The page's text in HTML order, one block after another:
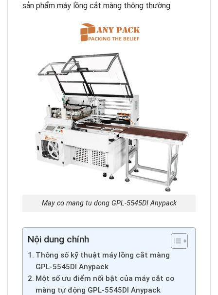
sản phẩm máy lồng cắt màng thông thường.
May co mang tu dong GPL-5545DI Anypack
Nội dung chính
Thông số kỹ thuật máy lồng cắt màng
GPL-5545DI Anypack
Một số ưu điểm nổi bật của máy cắt co
màng tự động GPL-5545DI Anypack